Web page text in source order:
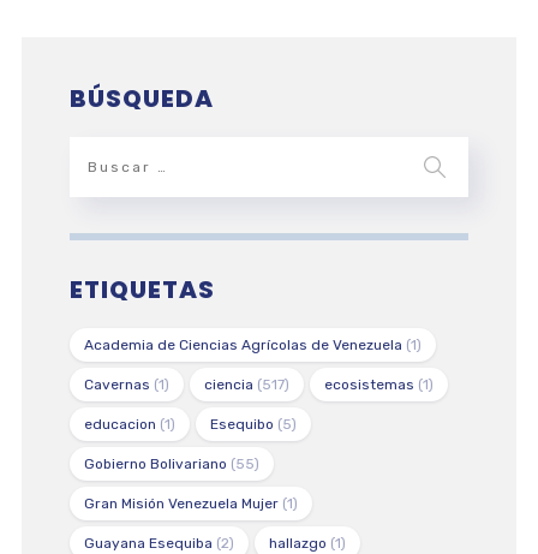
BÚSQUEDA
ETIQUETAS
Academia de Ciencias Agrícolas de Venezuela (1)
Cavernas (1) ciencia (517) ecosistemas (1)
educacion (1) Esequibo (5)
Gobierno Bolivariano (55)
Gran Misión Venezuela Mujer(1)
Guayana Esequiba (2) hallazgo (1)